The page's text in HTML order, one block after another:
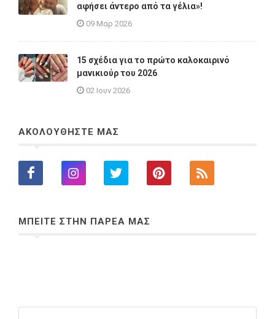
αφήσει άντερο από τα γέλια»!
09 Μαρ 2026
15 σχέδια για το πρώτο καλοκαιρινό
μανικιούρ του 2026
02 Ιουν 2026
ΑΚΟΛΟΥΘΗΣΤΕ ΜΑΣ
ΜΠΕΙΤΕ ΣΤΗΝ ΠΑΡΕΑ ΜΑΣ